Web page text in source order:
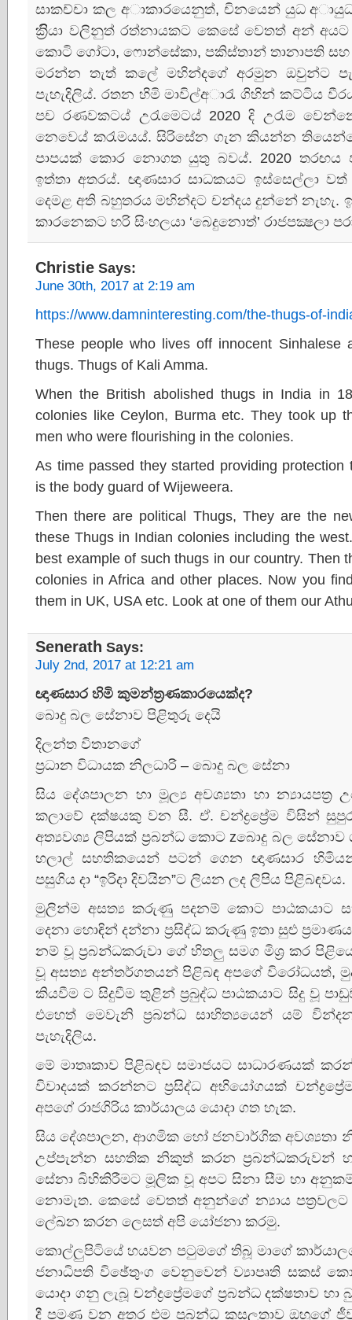
සාකච්චා කල අාකාරයෙනුත්, චිනයෙන් යුධ
ක්‍රිියා වලිනුත් රත්නායකට කෙසේ වෙතත් අන්
කොටි ගෝටා, ෆොන්සේකා, පකිස්තාන් තානාපති
මරන්න තැත් කලේ මහින්දගේ අරමුන ඔවුන්ට
පැහැදිලිය්. රතන හිමි මාවිල්අාරැ ගිහින් කට්ටිය
පච රණවකටය් උරැමෙටය් 2020 දි උරැම
නෙවෙය් කරැමයය්. සිරිසේන ගැන කියන්න
පාපයක් කොර නොගත යුතු බවය්. 2020
ඉත්තා අතරය්. ඥාණසාර සාධකයට ඉස්සෙල්ලා
දෙමළ අති බහුතරය මහින්දට චන්දය දුන්නේ නැහැ.
කාරනෙකට හරි සිංහලයා ‘බෙදුනොත්’ රාජපක්‍ෂලා
Christie Says:
June 30th, 2017 at 2:19 am
https://www.damninteresting.com/the-thugs-of-
These people who lives off innocent Sinhalese
thugs. Thugs of Kali Amma.
When the British abolished thugs in India in
colonies like Ceylon, Burma etc. They took up
men who were flourishing in the colonies.
As time passed they started providing
is the body guard of Wijeweera.
Then there are political Thugs, They are the
these Thugs in Indian colonies including the
best example of such thugs in our country. Then
colonies in Africa and other places. Now you
them in UK, USA etc. Look at one of them our
Senerath Says:
July 2nd, 2017 at 12:21 am
ඥාණසාර හිමි කුමන්ත්‍රණකාරයෙක්‌ද?
බොදු බල සේනාව පිළිතුරු දෙයි
දිලන්ත විතානගේ
ප්‍රධාන විධායක නිලධාරි – බොදු බල සේනා
සිය දේශපාලන හා මූල්‍ය අවශ්‍යතා හා න්‍යායපත්‍ර
කලාවේ දක්‌ෂයකු වන සී. ඒ. චන්ද්‍රප්‍රේම විසින්
අත්‍යවශ්‍ය ලිපියක්‌ ප්‍රබන්ධ කොට zබොදු බල
හලාල් සහතිකයෙන් පටන් ගෙන ඥාණසාර
පසුගිය දා “ඉරිදා දිවයින”ට ලියන ලද ලිපිය පිළිබඳවය.
මුලින්ම අසත්‍ය කරුණු පදනම් කොට පාඨකයාට
දෙනා හොඳින් දන්නා ප්‍රසිද්ධ කරුණු ඉතා සුළු
නම් වූ ප්‍රබන්ධකරුවා ගේ හිතලු සමග මිශ්‍ර කර
වූ අසත්‍ය අන්තර්ගතයන් පිළිබඳ අපගේ විරෝධයත්,
කියවීම ට සිදුවීම තුළින් ප්‍රබුද්ධ පාඨකයාට සිදු වූ
එහෙත් මෙවැනි ප්‍රබන්ධ සාහිත්‍යයෙන් යම්
පැහැදිලිය.
මේ මාතෘකාව පිළිබඳව සමාජයට සාධාරණයක්‌
විවාදයක්‌ කරන්නට ප්‍රසිද්ධ අභියෝගයක්‌
අපගේ රාජගිරිය කාර්යාලය යොදා ගත හැක.
සිය දේශපාලන, ආගමික හෝ ජනවාර්ගික අවශ්‍යතා
උප්පැන්න සහතික නිකුත් කරන ප්‍රබන්ධකරුවන්
සේනා බිහිකිරීමට මූලික වූ අපට සිනා සීම හා
නොමැත. කෙසේ වෙතත් අනුන්ගේ න්‍යාය
ලේඛන කරන ලෙසත් අපි යෝජනා කරමු.
කොල්ලුපිටියේ හයවන පටුමගේ තිබූ මාගේ
ජනාධිපති විඡේතුංග වෙනුවෙන් ව්‍යාපෘති සකස්‌
යොදා ගනු ලැබූ චන්ද්‍රප්‍රේමගේ ප්‍රබන්ධ දක්‌ෂතාව
දී පමණ වන අතර එම ප්‍රබන්ධ කුසලතාව ඔහුගේ